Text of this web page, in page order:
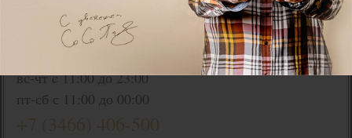
г. Нижневартовск,
ул.Мира, 27, ст.2, 2 этаж
вс-чт c 11:00 до 23:00
пт-сб с 11:00 до 00:00